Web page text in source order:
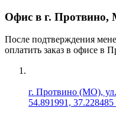
Офис в г.
После подтверждения
оплатить заказ в офисе в
г. Протвино (МО),
54.891991,